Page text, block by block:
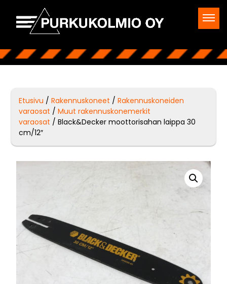
Etusivu /Rakennuskoneet /Rakennuskoneiden
varaosat /Muut rakennuskonemerkit
varaosat / Black&Decker moottorisahan laippa 30
cm/12″